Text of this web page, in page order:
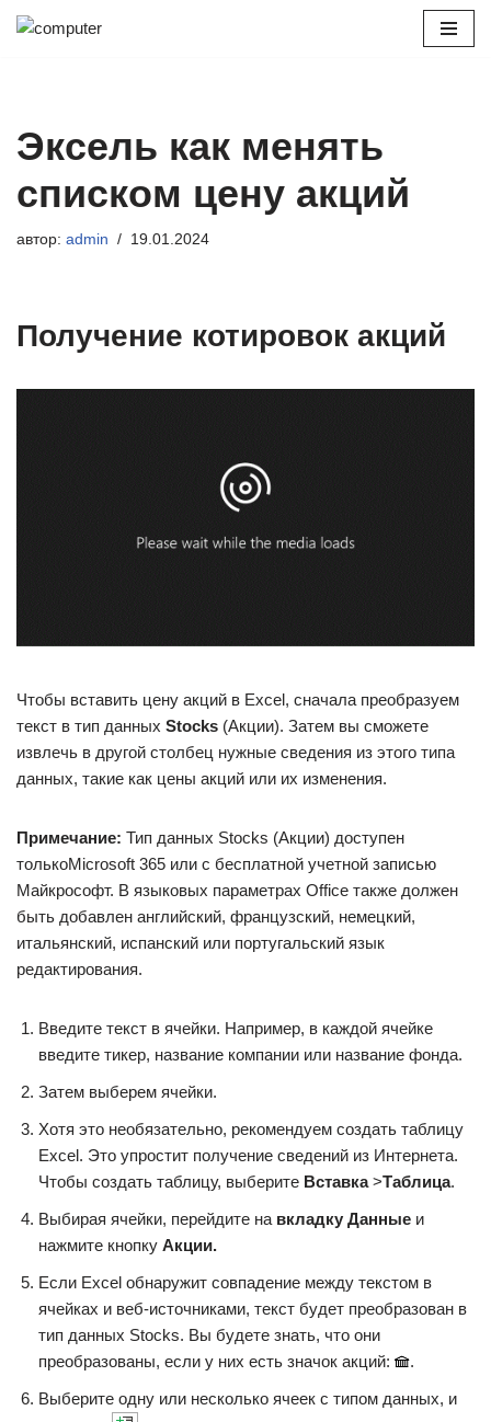
Эксель как менять
списком цену акций
автор: admin 19.01.2024
Получение котировок акций
Чтобы вставить цену акций в Excel, сначала преобразуем
текст в тип данных Stocks (Акции). Затем вы сможете
извлечь в другой столбец нужные сведения из этого типа
данных, такие как цены акций или их изменения.
Примечание: Тип данных Stocks (Акции) доступен
толькоMicrosoft 365 или с бесплатной учетной записью
Майкрософт. В языковых параметрах Office также должен
быть добавлен английский, французский, немецкий,
итальянский, испанский или португальский язык
редактирования.
Введите текст в ячейки. Например, в каждой ячейке
введите тикер, название компании или название фонда.
Затем выберем ячейки.
Хотя это необязательно, рекомендуем создать таблицу
Excel. Это упростит получение сведений из Интернета.
Чтобы создать таблицу, выберите Вставка>Таблица.
Выбирая ячейки, перейдите на вкладку Данные и
нажмите кнопку Акции.
Если Excel обнаружит совпадение между текстом в
ячейках и веб-источниками, текст будет преобразован в
тип данных Stocks. Вы будете знать, что они
преобразованы, если у них есть значок акций:
.
Выберите одну или несколько ячеек с типом данных, и